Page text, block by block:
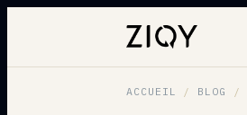
ACCUEIL / BLOG /